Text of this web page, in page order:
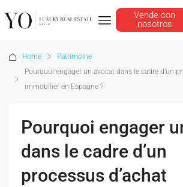
Vende con
nosotros
Home
Patrimoine
Pourquoi engager un avocat dans le cadre d’un
immobilier en Espagne ?
Pourquoi engager
dans le cadre d’un
processus d’achat